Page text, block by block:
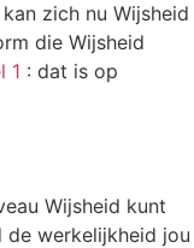
zich nu Wijsheid
die Wijsheid
1 : dat is op
Wijsheid kunt
de werkelijkheid jou